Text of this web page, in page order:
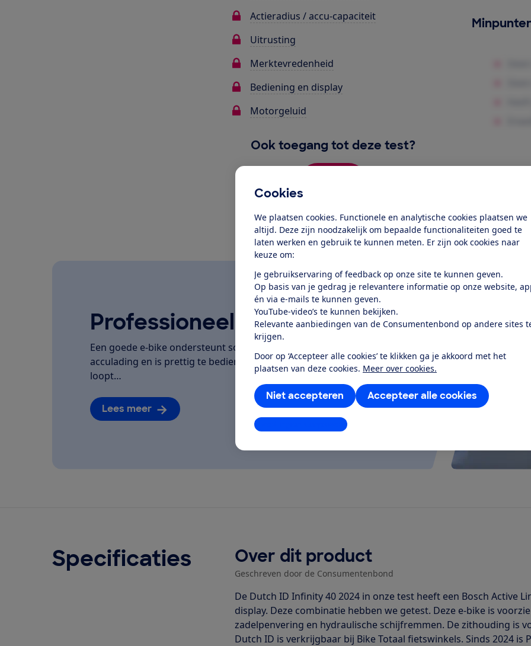
Cookies
We plaatsen cookies. Functionele en analytische cookies plaatsen we
altijd. Deze zijn noodzakelijk om bepaalde functionaliteiten goed te
laten werken en gebruik te kunnen meten. Er zijn ook cookies naar
keuze om:
Je gebruikservaring of feedback op onze site te kunnen geven.
Op basis van je gedrag je relevantere informatie op onze website,
én via e-mails te kunnen geven.
YouTube-video’s te kunnen bekijken.
Relevante aanbiedingen van de Consumentenbond op andere sites
krijgen.
Door op ‘Accepteer alle cookies’ te klikken ga je akkoord met het
plaatsen van deze cookies. Meer over cookies.
Accepteer alle cookies
Niet accepteren
Instellingen aanpassen
Actieradius / accu-capaciteit
Uitrusting
Merktevredenheid
Bediening en display
Motorgeluid
Ook toegang tot deze test?
Al lid? Log in
Professioneel getest
Een goede e-bike ondersteunt soepel, laat je ver fietsen op een
acculading en is prettig te bedienen. We kijken of de e-bike op rolletjes
loopt…
Lees meer
Specificaties Over dit product
Geschreven door de Consumentenbond
De Dutch ID Infinity 40 2024 in onze test heeft een Bosch Active
display. Deze combinatie hebben we getest. Deze e-bike is
zadelpenvering en hydraulische schijfremmen. De zithouding is
Dutch ID is verkrijgbaar bij Bike Totaal fietswinkels. Sinds 2024 is